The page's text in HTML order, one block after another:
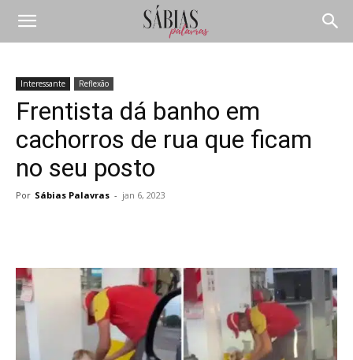
Interessante Reflexão
Frentista dá banho em
cachorros de rua que ficam
no seu posto
Por Sábias Palavras - jan 6, 2023